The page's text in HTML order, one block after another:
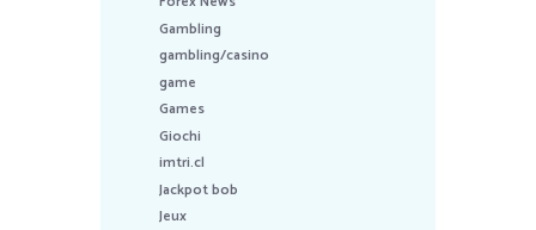
Gambling
gambling/casino
game
Games
Giochi
imtri.cl
Jackpot bob
Jeux